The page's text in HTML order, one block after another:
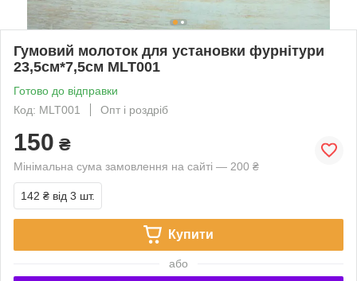
Гумовий молоток для установки фурнітури
23,5см*7,5см MLT001
Готово до відправки
Код: MLT001
Опт і роздріб
150 ₴
Мінімальна сума замовлення на сайті — 200 ₴
142 ₴ від 3 шт.
Купити
або